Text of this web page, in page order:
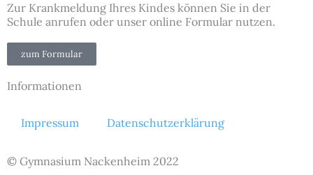
Zur Krankmeldung Ihres Kindes können Sie in der
Schule anrufen oder unser online Formular nutzen.
zum Formular
Informationen
Impressum Datenschutzerklärung
© Gymnasium Nackenheim 2022